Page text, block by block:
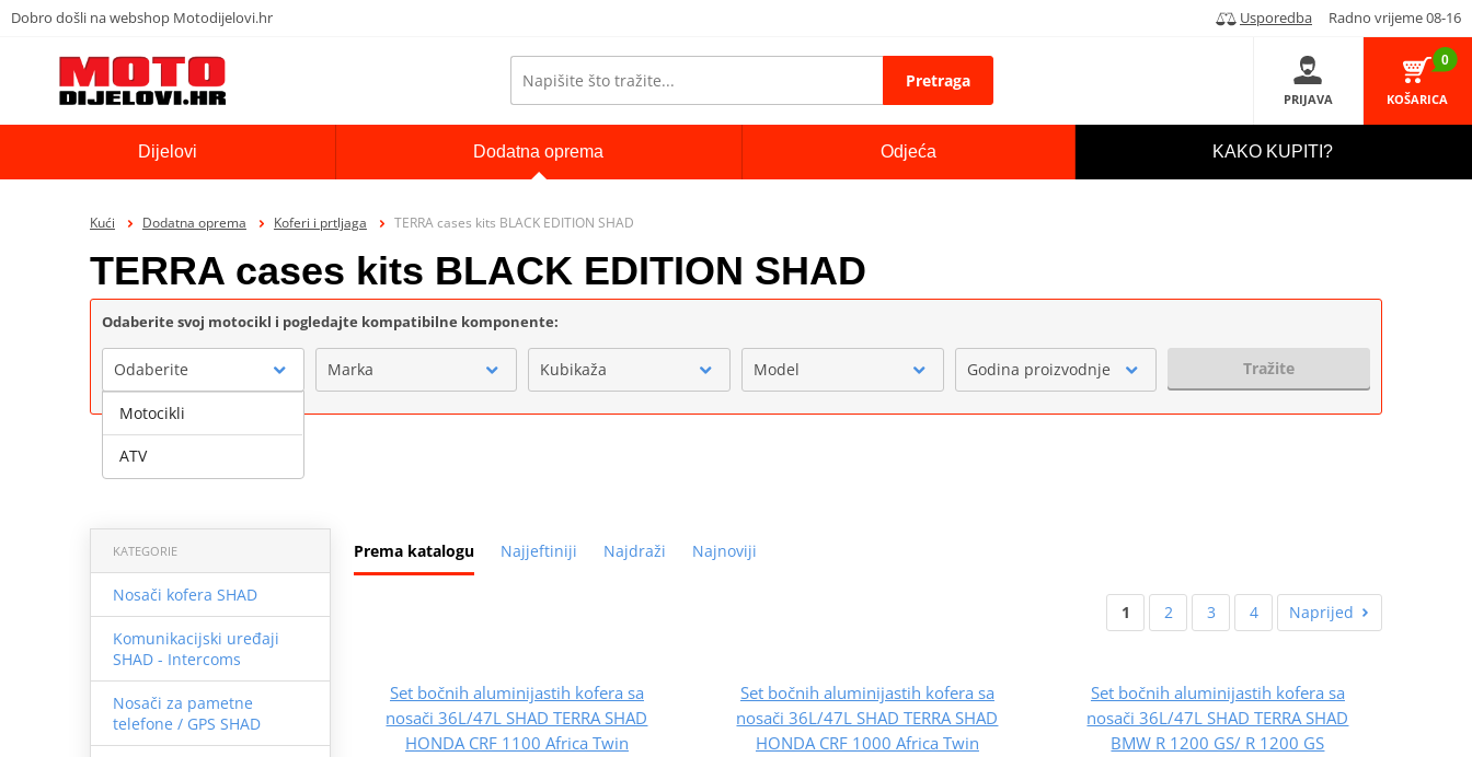
Dobro došli na webshop Motodijelovi.hr Usporedba Radno vrijeme 08-16
Pretraga
PRIJAVA
0
KOŠARICA
Dijelovi Dodatna oprema Odjeća KAKO KUPITI?
Kući Dodatna oprema Koferi i prtljaga TERRA cases kits BLACK EDITION SHAD
TERRA cases kits BLACK EDITION SHAD
Odaberite svoj motocikl i pogledajte kompatibilne komponente:
Odaberite Marka Kubikaža Model Godina proizvodnje Tražite
Prema katalogu Najjeftiniji Najdraži Najnoviji
KATEGORIE
Nosači kofera SHAD
Komunikacijski uređaji
SHAD - Intercoms
Nosači za pametne
telefone / GPS SHAD
1 2 3 4 Naprijed
Set bočnih aluminijastih kofera sa
nosači 36L/47L SHAD TERRA SHAD
HONDA CRF 1100 Africa Twin
Set bočnih aluminijastih kofera sa
nosači 36L/47L SHAD TERRA SHAD
HONDA CRF 1000 Africa Twin
Set bočnih aluminijastih kofera sa
nosači 36L/47L SHAD TERRA SHAD
BMW R 1200 GS/ R 1200 GS
Motocikli
ATV